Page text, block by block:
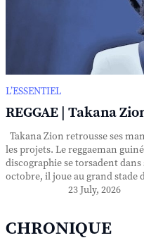
L’ESSENTIEL
REGGAE | Takana
Takana Zion retrousse ses
les projets. Le reggaeman
discographie se torsadent
octobre, il joue au grand stade
23 July, 2026
CHRONIQUE